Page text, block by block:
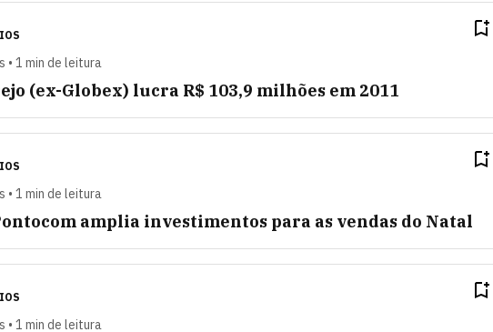
• 1 min de leitura
(ex-Globex) lucra R$ 103,9 milhões em 2011
• 1 min de leitura
amplia investimentos para as vendas do Natal
• 1 min de leitura